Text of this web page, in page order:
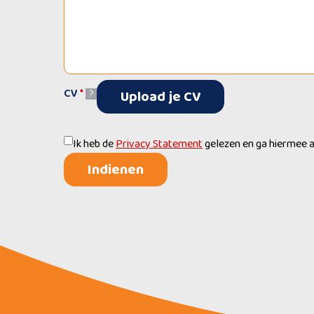
CV* ? Upload je CV
Ik heb dePrivacy Statementgelezen en ga hiermee
Indienen